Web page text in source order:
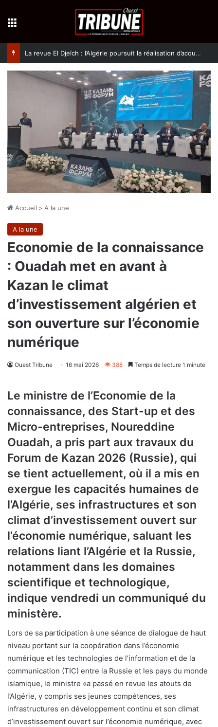
La revue El Djeïch : l’Algérie poursuit la réalisation d’acquis qualitatifs et historiques dans un climat de sécurité et de stabilité
Accueil > A la une
A la une
Economie de la connaissance
: Ouadah met en avant à
Kazan le climat
d’investissement algérien et
son ouverture sur l’économie
numérique
Ouest Tribune 16 mai 2026 388 Temps de lecture 1 minute
Le ministre de l’Economie de la
connaissance, des Start-up et des
Micro-entreprises, Noureddine
Ouadah, a pris part aux travaux du
Forum de Kazan 2026 (Russie), qui
se tient actuellement, où il a mis en
exergue les capacités humaines de
l’Algérie, ses infrastructures et son
climat d’investissement ouvert sur
l’économie numérique, saluant les
relations liant l’Algérie et la Russie,
notamment dans les domaines
scientifique et technologique,
indique vendredi un communiqué du
ministère.
Lors de sa participation à une séance de dialogue de haut
niveau portant sur la coopération dans l’économie
numérique et les technologies de l’information et de la
communication (TIC) entre la Russie et les pays du monde
islamique, le ministre «a passé en revue les atouts de
l’Algérie, y compris ses jeunes compétences, ses
infrastructures en développement continu et son climat
d’investissement ouvert sur l’économie numérique, avec